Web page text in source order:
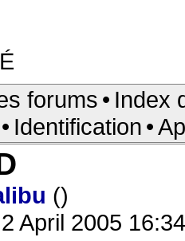
forums • Index
• Identification •
()
April 2005